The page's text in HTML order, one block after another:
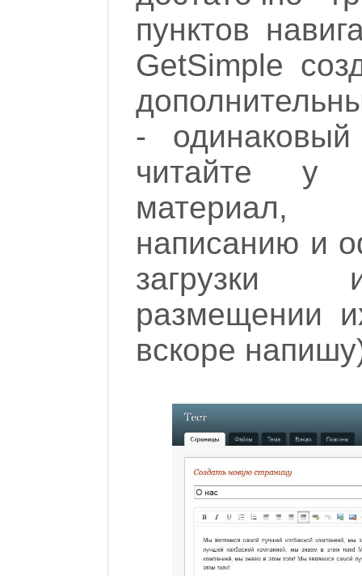
пунктов
GetSimple
-
читайте у
написанию и
загрузки
размещении
вскоре